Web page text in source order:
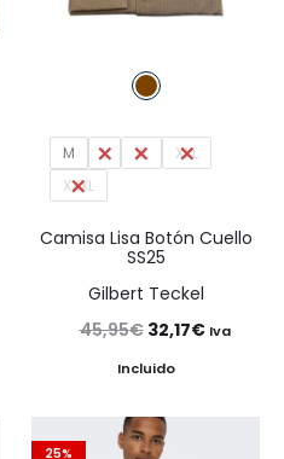
M L XL
XXL
XXXL
Camisa Lisa Botón Cuello
SS25
Gilbert Teckel
45,95€ El
precio
era:
32,17€ElIva
Incluido
25%